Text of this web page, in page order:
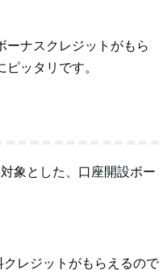
ーナスクレジットがもら
ッタリです。
象とした、口座開設ボー
クレジットがもらえるので